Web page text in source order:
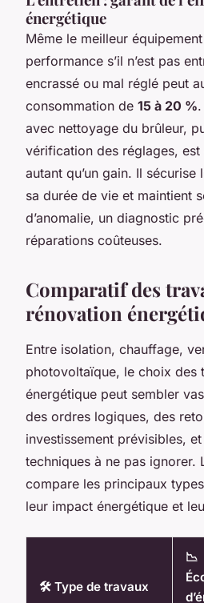
énergétique
Même le meilleur
performance s’il n’est pas
encrassé ou mal réglé peut
consommation de 15 à 20 %
avec nettoyage du brûleur,
vérification des réglages,
autant qu’un gain. Il sécurise
sa durée de vie et maintient
d’anomalie, un diagnostic
réparations coûteuses.
Comparatif des
rénovation
Entre isolation, chauffage,
photovoltaïque, le choix des
énergétique peut sembler
des ordres logiques, des
investissement prévisibles,
techniques à ne pas ignorer.
compare les principaux
leur impact énergétique et
🛠️ Type de travaux
📉